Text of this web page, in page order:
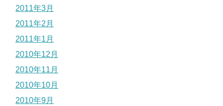
2011年3月
2011年2月
2011年1月
2010年12月
2010年11月
2010年10月
2010年9月